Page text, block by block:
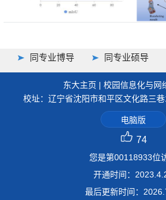
同专业博导 同专业硕导
东大主页 | 校园信息化与网
校址：辽宁省沈阳市和平区文化路三
电脑版
74
您是第00118933位
开通时间： 2023.4.
最后更新时间： 2026.